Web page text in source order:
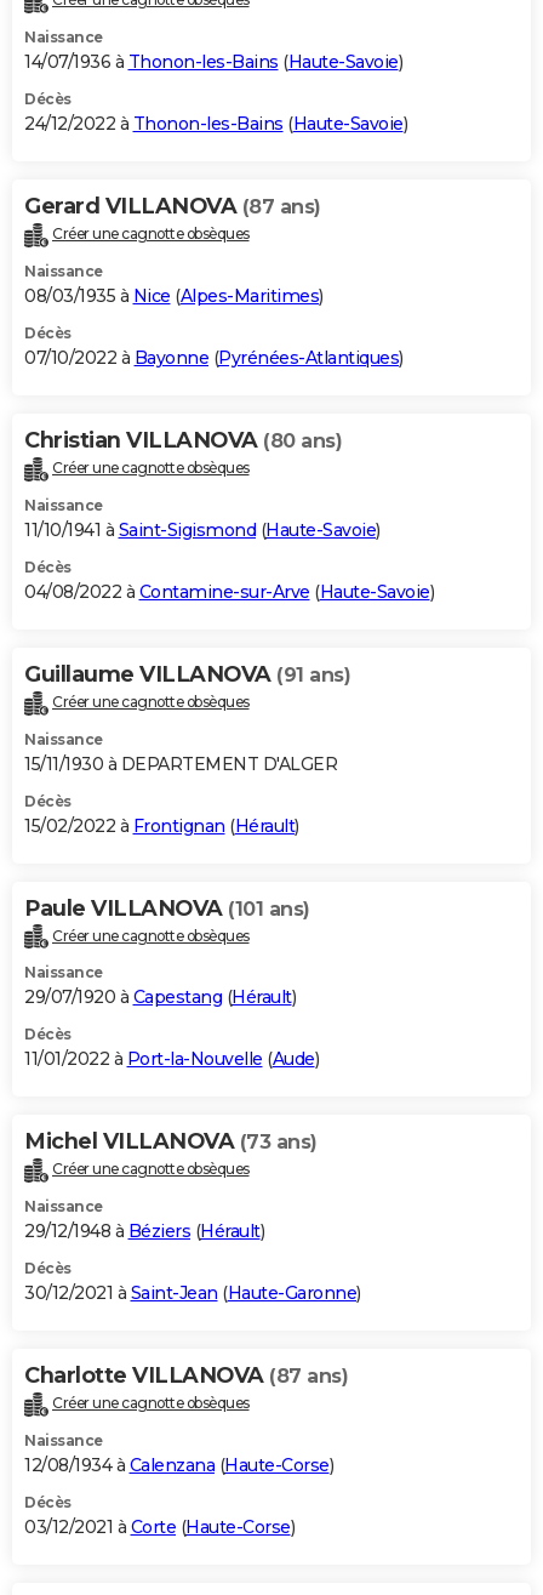
Naissance
14/07/1936 à Thonon-les-Bains (Haute-Savoie)
Décès
24/12/2022 à Thonon-les-Bains (Haute-Savoie)
Gerard VILLANOVA (87 ans)
Créer une cagnotte obsèques
Naissance
08/03/1935 à Nice (Alpes-Maritimes)
Décès
07/10/2022 à Bayonne (Pyrénées-Atlantiques)
Christian VILLANOVA (80 ans)
Créer une cagnotte obsèques
Naissance
11/10/1941 à Saint-Sigismond (Haute-Savoie)
Décès
04/08/2022 à Contamine-sur-Arve (Haute-Savoie)
Guillaume VILLANOVA (91 ans)
Créer une cagnotte obsèques
Naissance
15/11/1930 à DEPARTEMENT D'ALGER
Décès
15/02/2022 à Frontignan (Hérault)
Paule VILLANOVA (101 ans)
Créer une cagnotte obsèques
Naissance
29/07/1920 à Capestang (Hérault)
Décès
11/01/2022 à Port-la-Nouvelle (Aude)
Michel VILLANOVA (73 ans)
Créer une cagnotte obsèques
Naissance
29/12/1948 à Béziers (Hérault)
Décès
30/12/2021 à Saint-Jean (Haute-Garonne)
Charlotte VILLANOVA (87 ans)
Créer une cagnotte obsèques
Naissance
12/08/1934 à Calenzana (Haute-Corse)
Décès
03/12/2021 à Corte (Haute-Corse)